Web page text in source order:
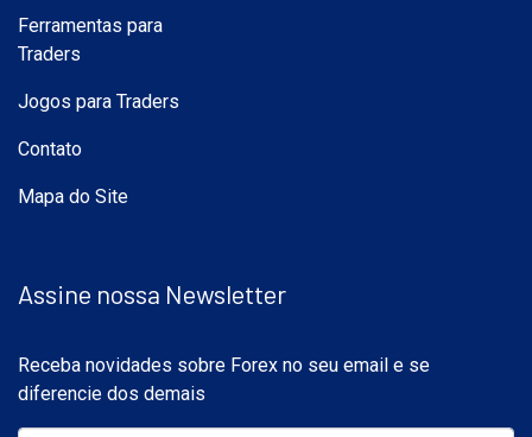
Ferramentas para
Traders
Jogos para Traders
Contato
Mapa do Site
Assine nossa Newsletter
Receba novidades sobre Forex no seu email e se
diferencie dos demais